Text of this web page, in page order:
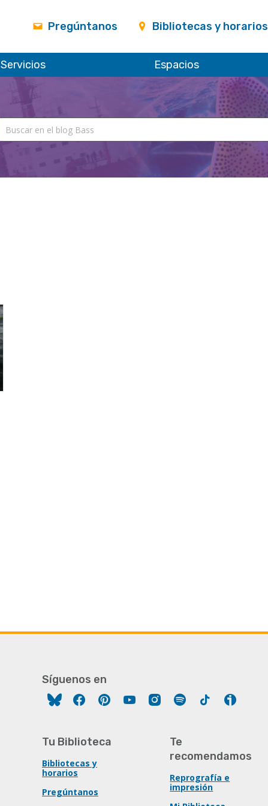
Pregúntanos Bibliotecas y horarios
Servicios Espacios
Síguenos en
FacebookPinterestYouTubeInstagram
Spotify Tiktok
Tu Biblioteca
Bibliotecas y
horarios
Pregúntanos
Te
recomendamos
Reprografía e
impresión